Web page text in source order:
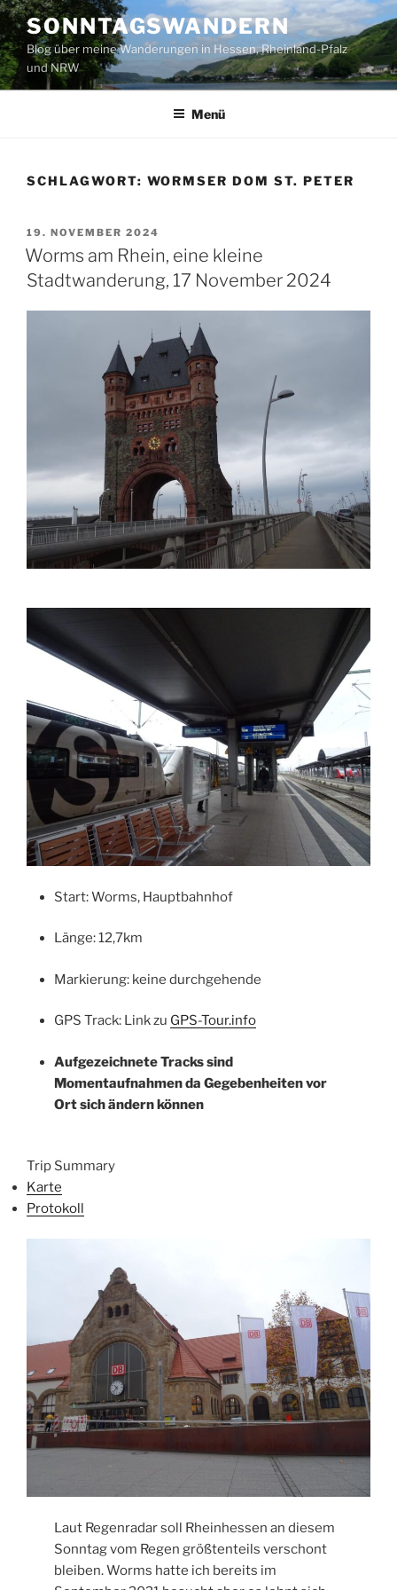
Zum
Inhalt
springen
SONNTAGSWANDERN
Blog über meine Wanderungen in Hessen, Rheinland-Pfalz
und NRW
Menü
SCHLAGWORT: WORMSER DOM ST. PETER
VERÖFFENTLICHT
AM
19. NOVEMBER 2024
Worms am Rhein, eine kleine
Stadtwanderung, 17 November 2024
Start: Worms, Hauptbahnhof
Länge: 12,7km
Markierung: keine durchgehende
GPS Track: Link zu GPS-Tour.info
Aufgezeichnete Tracks sind
Momentaufnahmen da Gegebenheiten vor
Ort sich ändern können
Trip Summary
Karte
Protokoll
Laut Regenradar soll Rheinhessen an diesem
Sonntag vom Regen größtenteils verschont
bleiben. Worms hatte ich bereits im